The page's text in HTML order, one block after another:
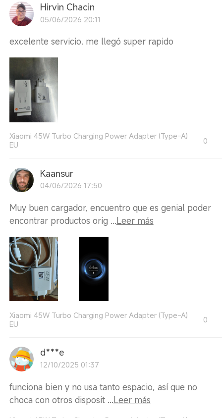
Hirvin Chacin
05/06/2026 20:11
excelente servicio. me llegó super rapido
Xiaomi 45W Turbo Charging Power Adapter (Type-A)
EU
0
Kaansur
04/06/2026 17:50
Muy buen cargador, encuentro que es genial poder
encontrar productos orig ...Leer más
Xiaomi 45W Turbo Charging Power Adapter (Type-A)
EU
0
d***e
12/10/2025 01:37
funciona bien y no usa tanto espacio, así que no
choca con otros disposit ...Leer más